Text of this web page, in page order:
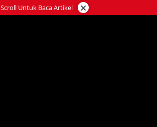
Scroll Untuk Baca Artikel ×